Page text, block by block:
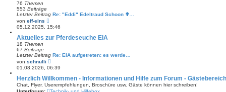
B
r
76 Themen
553 Beiträge
Letzter Beitrag Re: "Eddi" Edeltraud Schoon ✟…
von eff-eins
e
u
e
s
r
B
e
t
r
05.12.2025, 15:46
Aktuelles zur Pferdeseuche EIA
18 Themen
67 Beiträge
Letzter Beitrag Re: EIA aufgetreten: es werde…
von schnulli
e
u
e
s
t
01.08.2026, 06:39
Herzlich Willkommen - Informationen und Hilfe zum Forum - Gästebereich
Chat, Flyer, Userempfehlungen, Broschüre usw. Gäste können hier schreiben!